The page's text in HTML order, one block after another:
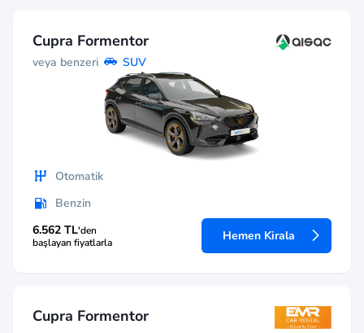
Cupra Formentor
veya benzeri SUV
Otomatik
Benzin
6.562 TL'den
başlayan fiyatlarla
Hemen Kirala
Cupra Formentor